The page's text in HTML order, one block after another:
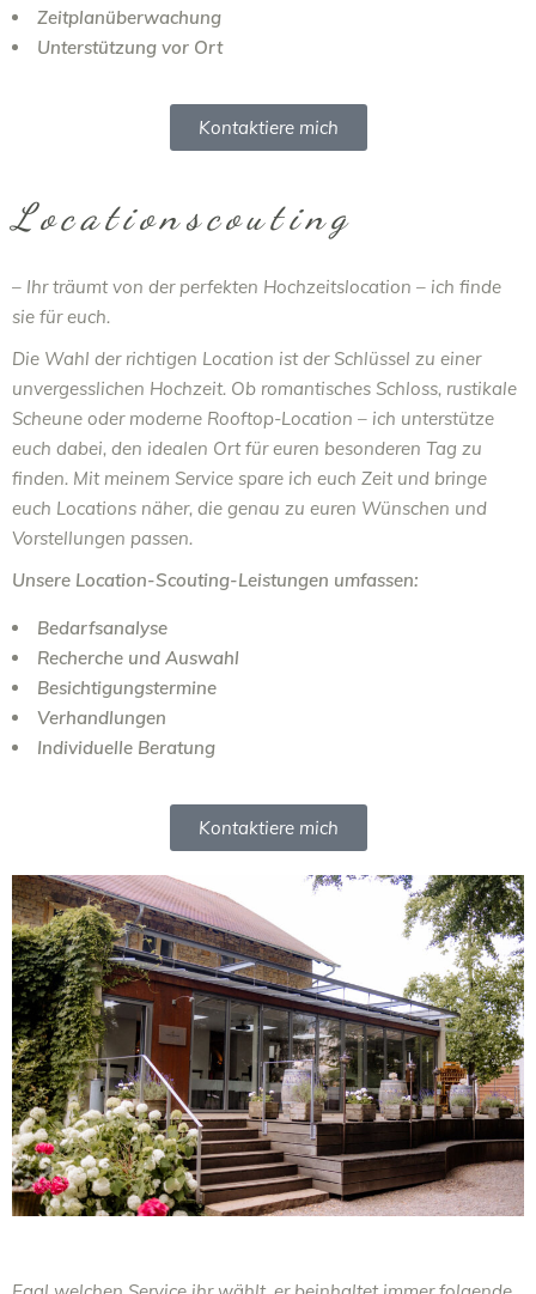
Zeitplanüberwachung
Unterstützung vor Ort
Kontaktiere mich
Locationscouting
– Ihr träumt von der perfekten Hochzeitslocation – ich finde
sie für euch.
Die Wahl der richtigen Location ist der Schlüssel zu einer
unvergesslichen Hochzeit. Ob romantisches Schloss, rustikale
Scheune oder moderne Rooftop-Location – ich unterstütze
euch dabei, den idealen Ort für euren besonderen Tag zu
finden. Mit meinem Service spare ich euch Zeit und bringe
euch Locations näher, die genau zu euren Wünschen und
Vorstellungen passen.
Unsere Location-Scouting-Leistungen umfassen:
Bedarfsanalyse
Recherche und Auswahl
Besichtigungstermine
Verhandlungen
Individuelle Beratung
Kontaktiere mich